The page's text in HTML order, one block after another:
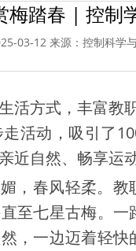
梅踏春 | 控制
03-12 来源：控制科学
活方式，丰富教
活动，吸引了
近自然、畅享运
，春风轻柔。
至七星古梅。
，一边迈着轻快